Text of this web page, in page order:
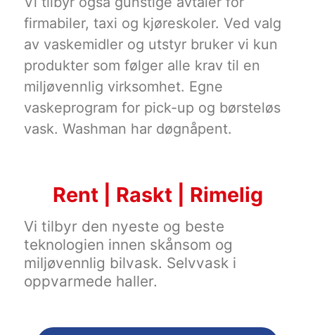
firmabiler, taxi og kjøreskoler. Ved valg
av vaskemidler og utstyr bruker vi kun
produkter som følger alle krav til en
miljøvennlig virksomhet. Egne
vaskeprogram for pick-up og børsteløs
vask. Washman har døgnåpent.
Rent | Raskt | Rimelig
Vi tilbyr den nyeste og beste
teknologien innen skånsom og
miljøvennlig bilvask. Selvvask i
oppvarmede haller.